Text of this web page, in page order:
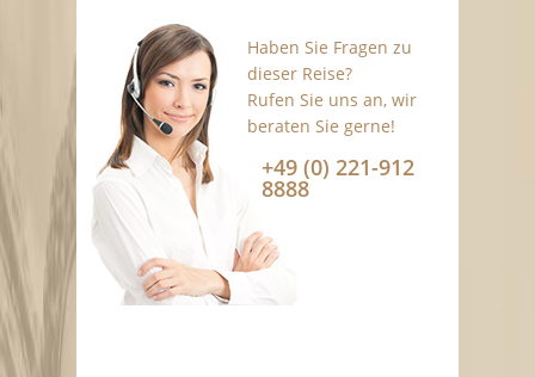
Haben Sie Fragen zu
dieser Reise?
Rufen Sie uns an, wir
beraten Sie gerne!
+49 (0) 221-912
8888